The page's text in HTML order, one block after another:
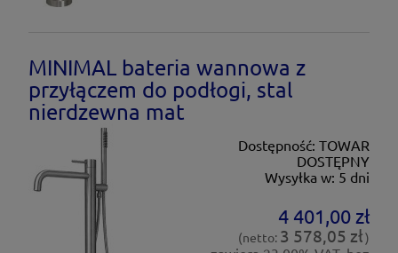
MINIMAL bateria wannowa z
przyłączem do podłogi, stal
nierdzewna mat
Dostępność: TOWAR
DOSTĘPNY
Wysyłka w: 5 dni
4 401,00 zł
(netto: 3 578,05 zł)